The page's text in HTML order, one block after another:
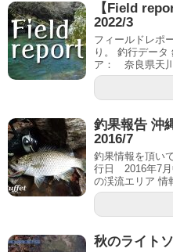
【Field
2022/3
フィールドレポ
り。 釣行デー
ア： 奈良県天川
釣果報告 沖
2016/7
釣果情報を頂い
行日 2016年7
の渓流エリア 情
秋のライト